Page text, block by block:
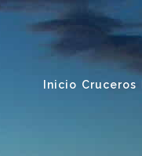
Inicio Cruceros